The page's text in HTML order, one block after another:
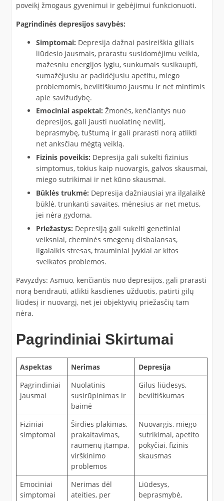
poveikį žmogaus gyvenimui ir gebėjimui funkcionuoti.
Pagrindinės depresijos savybės:
Simptomai: Depresija dažnai pasireiškia giliais
liūdesio jausmais, prarastu susidomėjimu veikla,
mažesniu energijos lygiu, sunkumais susikaupti,
sumažėjusiu ar padidėjusiu apetitu, miego
problemomis, beviltiškumo jausmu ir net mintimis
apie savižudybę.
Emociniai aspektai: Žmonės, kenčiantys nuo
depresijos, gali jausti nuolatinę neviltį,
beprasmybę, tuštumą ir gali prarasti norą atlikti
net anksčiau mėgtą veiklą.
Fizinis poveikis: Depresija gali sukelti fizinius
simptomus, tokius kaip nuovargis, galvos skausmai,
miego sutrikimai ir net kūno skausmai.
Būklės trukmė: Depresija dažniausiai yra ilgalaikė
būklė, trunkanti savaites, mėnesius ar net metus,
jei nėra gydoma.
Priežastys: Depresiją gali sukelti genetiniai
veiksniai, cheminės smegenų disbalansas,
ilgalaikis stresas, trauminiai įvykiai ar kitos
sveikatos problemos.
Pavyzdys: Asmuo, kenčiantis nuo depresijos, gali prarasti
norą bendrauti, atlikti kasdienes užduotis, patirti gilų
liūdesį ir nuovargį, net jei objektyvių priežasčių tam
nėra.
Pagrindiniai Skirtumai
Aspektas Nerimas
Depresija
Pagrindiniai
jausmai
Nuolatinis
susirūpinimas ir
baimė
Gilus liūdesys,
beviltiškumas
Fiziniai
simptomai
Širdies plakimas,
prakaitavimas,
raumenų įtampa,
virškinimo
problemos
Nuovargis, miego
sutrikimai, apetito
pokyčiai, fizinis
skausmas
Emociniai
simptomai
Nerimas dėl
ateities, per
Liūdesys,
beprasmybė,